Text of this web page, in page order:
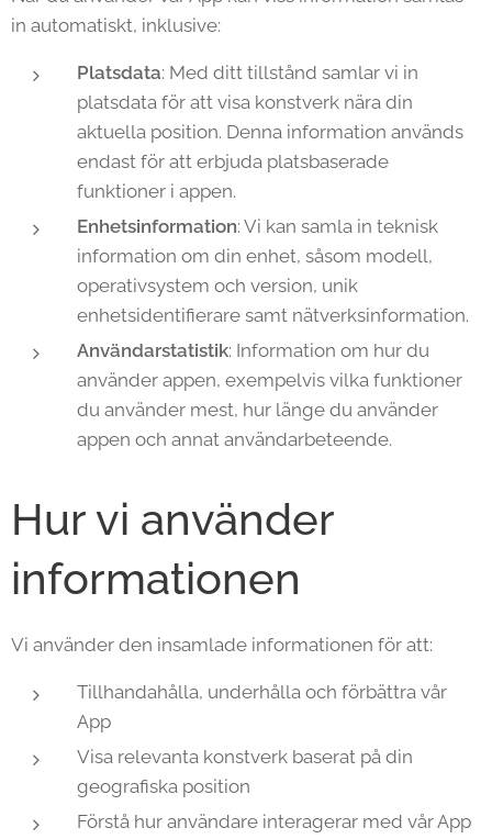
in automatiskt, inklusive:
Platsdata: Med ditt tillstånd samlar vi in
platsdata för att visa konstverk nära din
aktuella position. Denna information används
endast för att erbjuda platsbaserade
funktioner i appen.
Enhetsinformation: Vi kan samla in teknisk
information om din enhet, såsom modell,
operativsystem och version, unik
enhetsidentifierare samt nätverksinformation.
Användarstatistik: Information om hur du
använder appen, exempelvis vilka funktioner
du använder mest, hur länge du använder
appen och annat användarbeteende.
Hur vi använder
informationen
Vi använder den insamlade informationen för att:
Tillhandahålla, underhålla och förbättra vår
App
Visa relevanta konstverk baserat på din
geografiska position
Förstå hur användare interagerar med vår App